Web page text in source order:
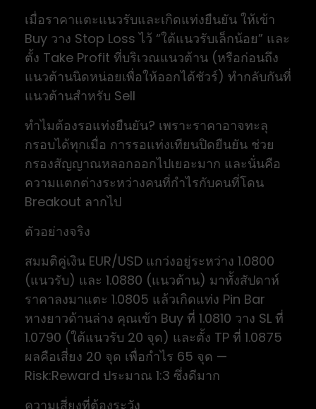
เมื่อราคาแตะแนวรับและเกิดแท่งยืนยัน ให้เข้า
Buy วาง Stop Loss ไว้ “ใต้แนวรับเล็กน้อย” และ
ตั้ง Take Profit ที่บริเวณแนวต้าน (หรือก่อนถึง
แนวต้านนิดหน่อยเพื่อให้ออกได้ชัวร์) ทำกลับกันที่
แนวต้านสำหรับ Sell
ทำไมต้องรอแท่งยืนยัน? เพราะราคาอาจทะลุ
กรอบได้ทุกเมื่อ การรอแท่งเทียนปิดยืนยัน ช่วย
กรองสัญญาณหลอกออกไปเยอะมาก และนั่นคือ
ความแตกต่างระหว่างคนที่กำไรกับคนที่โดน
Breakout ลากไป
ตัวอย่างจริง
สมมติคู่เงิน EUR/USD แกว่งอยู่ระหว่าง 1.0800
(แนวรับ) และ 1.0880 (แนวต้าน) มาทั้งสัปดาห์
ราคาลงมาแตะ 1.0805 แล้วเกิดแท่ง Pin Bar
หางยาวด้านล่าง คุณเข้า Buy ที่ 1.0810 วาง SL ที่
1.0790 (ใต้แนวรับ 20 จุด) และตั้ง TP ที่ 1.0875
ผลคือเสี่ยง 20 จุด เพื่อกำไร 65 จุด —
Risk:Reward ประมาณ 1:3 ซึ่งดีมาก
ความเสี่ยงที่ต้องระวัง